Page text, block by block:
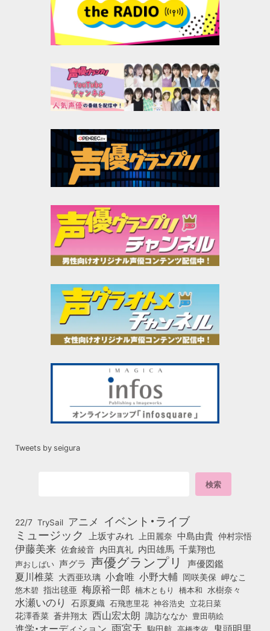
Tweets by seigura
22/7 TrySail アニメ イベント・ライブ
ミュージック 上坂すみれ 上田麗奈 中島由貴 仲村宗悟
伊藤美来 佐倉綾音 内田真礼 内田雄馬 千葉翔也
声おしばい 声グラ 声優グランプリ 声優図鑑
夏川椎菜 大西亜玖璃 小倉唯 小野大輔 岡咲美保 岬なこ
悠木碧 指出毬亜 梅原裕一郎 楠木ともり 橋本和 水樹奈々
水瀬いのり 石原夏織 石飛恵里花 神谷浩史 立花日菜
花澤香菜 蒼井翔太 西山宏太朗 諏訪ななか 豊田萌絵
進学・オーディション 鬼頭明里